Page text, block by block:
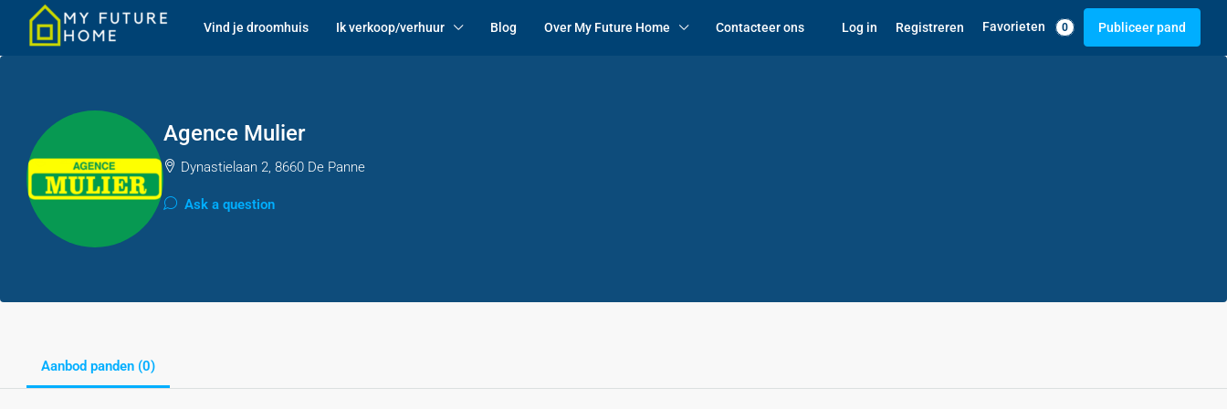
Vind je droomhuis Ik verkoop/verhuur Blog Over My Future Home Contacteer ons Log in Registreren Favorieten 0 Publiceer pand
Agence Mulier
Dynastielaan 2, 8660 De Panne
Ask a question
Aanbod panden (0)